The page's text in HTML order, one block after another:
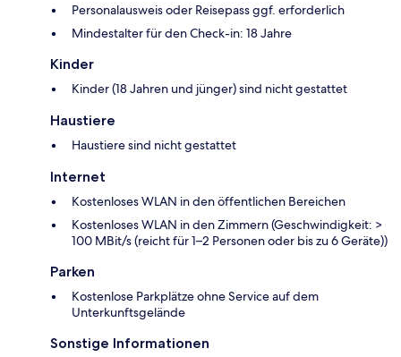
Personalausweis oder Reisepass ggf. erforderlich
Mindestalter für den Check-in: 18 Jahre
Kinder
Kinder (18 Jahren und jünger) sind nicht gestattet
Haustiere
Haustiere sind nicht gestattet
Internet
Kostenloses WLAN in den öffentlichen Bereichen
Kostenloses WLAN in den Zimmern (Geschwindigkeit: >
100 MBit/s (reicht für 1–2 Personen oder bis zu 6 Geräte))
Parken
Kostenlose Parkplätze ohne Service auf dem
Unterkunftsgelände
Sonstige Informationen